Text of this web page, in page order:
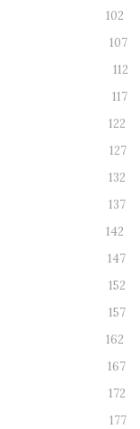
102
107
112
117
122
127
132
137
142
147
152
157
162
167
172
177